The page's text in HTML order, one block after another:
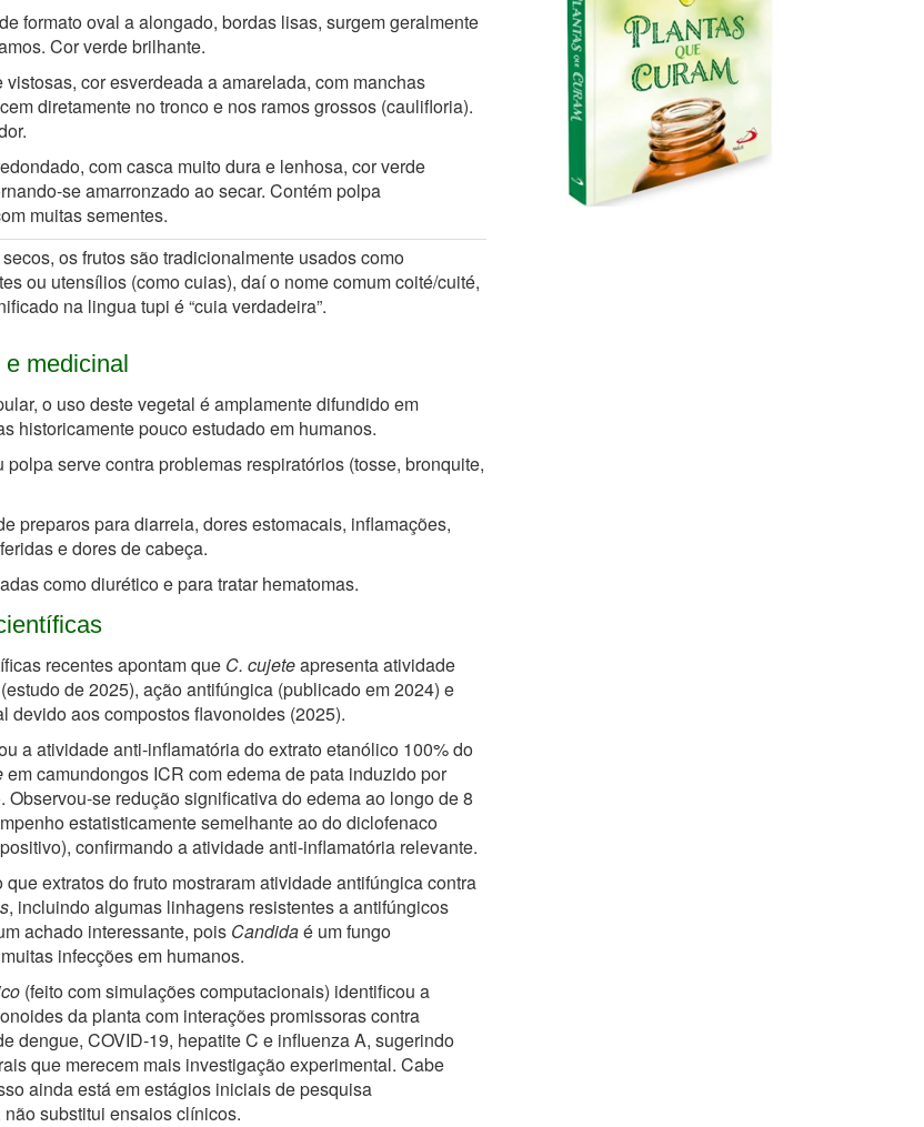
formato oval a alongado, bordas lisas, surgem geralmente
Cor verde brilhante.
vistosas, cor esverdeada a amarelada, com manchas
diretamente no tronco e nos ramos grossos (caulifloria).
com casca muito dura e lenhosa, cor verde
se amarronzado ao secar. Contém polpa
muitas sementes.
os frutos são tradicionalmente usados como
ou utensílios (como cuias), daí o nome comum coité/cuité,
na lingua tupi é “cuia verdadeira”.
medicinal
o uso deste vegetal é amplamente difundido em
historicamente pouco estudado em humanos.
polpa serve contra problemas respiratórios (tosse, bronquite,
preparos para diarreia, dores estomacais, inflamações,
e dores de cabeça.
como diurético e para tratar hematomas.
recentes apontam que C. cujeteapresenta atividade
de 2025), ação antifúngica (publicado em 2024) e
devido aos compostos flavonoides (2025).
a atividade anti-inflamatória do extrato etanólico 100% do
em camundongos ICR com edema de pata induzido por
Observou-se redução significativa do edema ao longo de 8
estatisticamente semelhante ao do diclofenaco
confirmando a atividade anti-inflamatória relevante.
que extratos do fruto mostraram atividade antifúngica contra
, incluindo algumas linhagens resistentes a antifúngicos
achado interessante, pois Candidaé um fungo
infecções em humanos.
(feito com simulações computacionais) identificou a
da planta com interações promissoras contra
dengue, COVID-19, hepatite C e influenza A, sugerindo
que merecem mais investigação experimental. Cabe
ainda está em estágios iniciais de pesquisa
substitui ensaios clínicos.